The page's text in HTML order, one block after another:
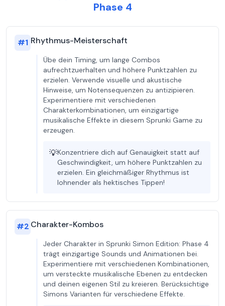
Phase 4
#1 Rhythmus-Meisterschaft
Übe dein Timing, um lange Combos
aufrechtzuerhalten und höhere Punktzahlen zu
erzielen. Verwende visuelle und akustische
Hinweise, um Notensequenzen zu antizipieren.
Experimentiere mit verschiedenen
Charakterkombinationen, um einzigartige
musikalische Effekte in diesem Sprunki Game zu
erzeugen.
💡Konzentriere dich auf Genauigkeit statt auf
Geschwindigkeit, um höhere Punktzahlen zu
erzielen. Ein gleichmäßiger Rhythmus ist
lohnender als hektisches Tippen!
#2 Charakter-Kombos
Jeder Charakter in Sprunki Simon Edition: Phase 4
trägt einzigartige Sounds und Animationen bei.
Experimentiere mit verschiedenen Kombinationen,
um versteckte musikalische Ebenen zu entdecken
und deinen eigenen Stil zu kreieren. Berücksichtige
Simons Varianten für verschiedene Effekte.